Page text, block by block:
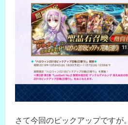
さて今回のピックアップですが。